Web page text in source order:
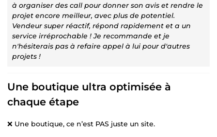
à organiser des call pour donner son avis et rendre le
projet encore meilleur, avec plus de potentiel.
Vendeur super réactif, répond rapidement et a un
service irréprochable ! Je recommande et je
n'hésiterais pas à refaire appel à lui pour d'autres
projets !
Une boutique ultra optimisée à
chaque étape
❌ Une boutique, ce n’est PAS juste un site.